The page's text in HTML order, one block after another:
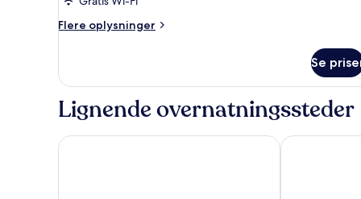
4
People)
Flere oplysninger
Flere
(Japanese
Room
4
Se
Lignende overnatningssteder
HOTEL MYSTAYS Fuji Onsen Resort Grand